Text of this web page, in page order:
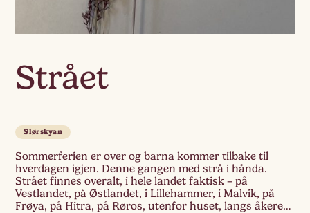
Strået
Slørskyan
Sommerferien er over og barna kommer tilbake til
hverdagen igjen. Denne gangen med strå i hånda.
Strået finnes overalt, i hele landet faktisk – på
Vestlandet, på Østlandet, i Lillehammer, i Malvik, på
Frøya, på Hitra, på Røros, utenfor huset, langs åkeren,